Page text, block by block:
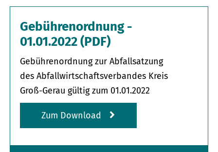
Gebührenordnung -
01.01.2022 (PDF)
Gebührenordnung zur Abfallsatzung
des Abfallwirtschafts­verbandes Kreis
Groß-Gerau gültig zum 01.01.2022
Zum Download